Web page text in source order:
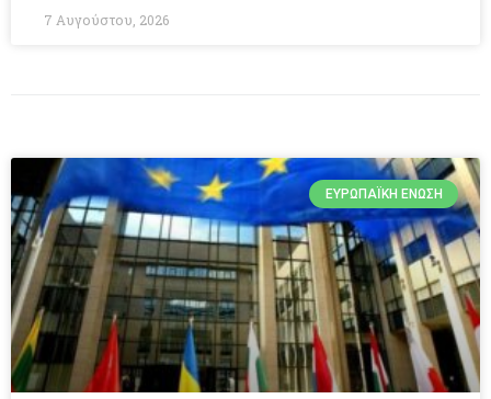
7 Αυγούστου, 2026
ΕΥΡΩΠΑΪΚΉ ΈΝΩΣΗ